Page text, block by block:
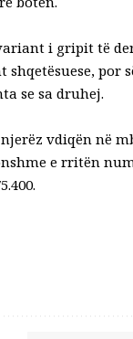
i gripit të
shqetësuese, por
se sa druhej.
njerëz vdiqën në
e rritën